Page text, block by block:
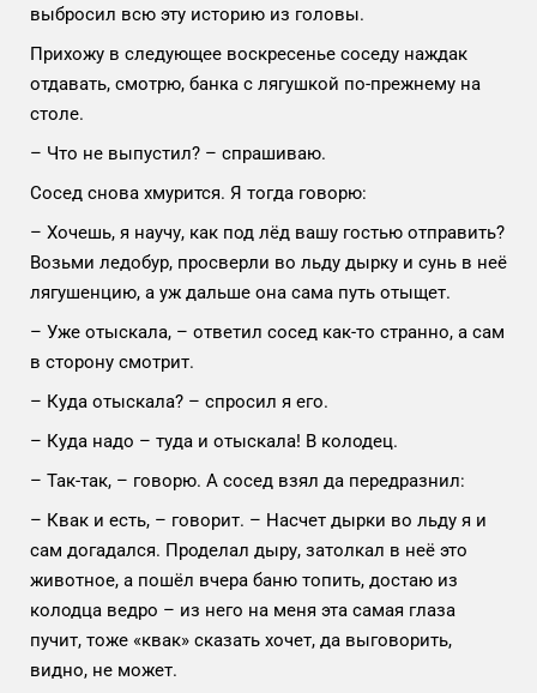
выбросил всю эту историю из головы.
Прихожу в следующее воскресенье соседу наждак
отдавать, смотрю, банка с лягушкой по-прежнему на
столе.
– Что не выпустил? – спрашиваю.
Сосед снова хмурится. Я тогда говорю:
– Хочешь, я научу, как под лёд вашу гостью отправить?
Возьми ледобур, просверли во льду дырку и сунь в неё
лягушенцию, а уж дальше она сама путь отыщет.
– Уже отыскала, – ответил сосед как-то странно, а сам
в сторону смотрит.
– Куда отыскала? – спросил я его.
– Куда надо – туда и отыскала! В колодец.
– Так-так, – говорю. А сосед взял да передразнил:
– Квак и есть, – говорит. – Насчет дырки во льду я и
сам догадался. Проделал дыру, затолкал в неё это
животное, а пошёл вчера баню топить, достаю из
колодца ведро – из него на меня эта самая глаза
пучит, тоже «квак» сказать хочет, да выговорить,
видно, не может.